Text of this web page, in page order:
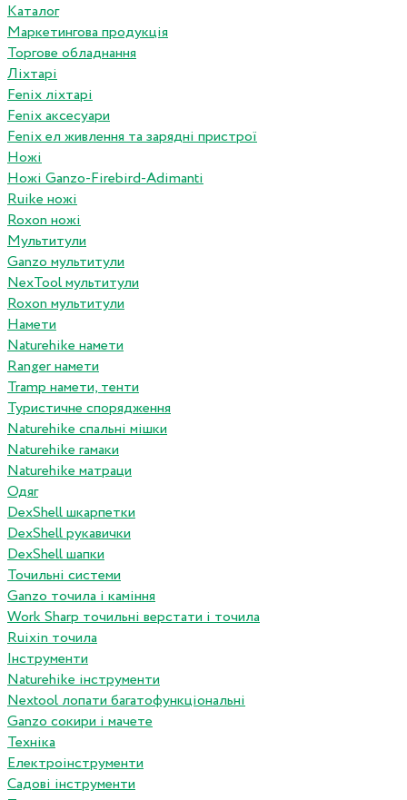
Каталог
Маркетингова продукція
Торгове обладнання
Ліхтарі
Fenix ліхтарі
Fenix аксесуари
Fenix ел живлення та зарядні пристрої
Ножі
Ножі Ganzo-Firebird-Adimanti
Ruike ножі
Roxon ножi
Мультитули
Ganzo мультитули
NexTool мультитули
Roxon мультитули
Намети
Naturehike намети
Ranger намети
Tramp намети, тенти
Туристичне спорядження
Naturehike спальні мішки
Naturehike гамаки
Naturehike матраци
Одяг
DexShell шкарпетки
DexShell рукавички
DexShell шапки
Точильні системи
Ganzo точила і каміння
Work Sharp точильні верстати і точила
Ruixin точила
Інструменти
Naturehike інструменти
Nextool лопати багатофункціональні
Ganzo сокири і мачете
Техніка
Електроінструменти
Садові інструменти